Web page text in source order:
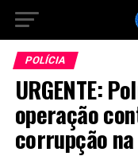
POLÍCIA
URGENTE:
operação
corrupção